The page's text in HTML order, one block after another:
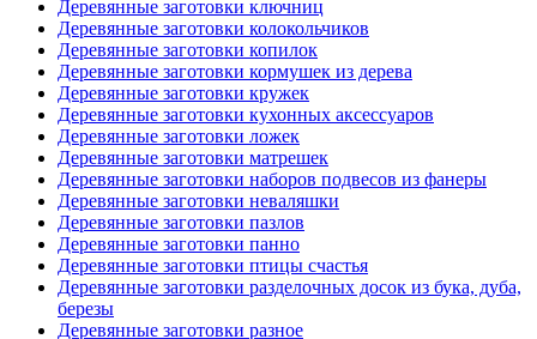
Деревянные заготовки ключниц
Деревянные заготовки колокольчиков
Деревянные заготовки копилок
Деревянные заготовки кормушек из дерева
Деревянные заготовки кружек
Деревянные заготовки кухонных аксессуаров
Деревянные заготовки ложек
Деревянные заготовки матрешек
Деревянные заготовки наборов подвесов из фанеры
Деревянные заготовки неваляшки
Деревянные заготовки пазлов
Деревянные заготовки панно
Деревянные заготовки птицы счастья
Деревянные заготовки разделочных досок из бука, дуба,
березы
Деревянные заготовки разное